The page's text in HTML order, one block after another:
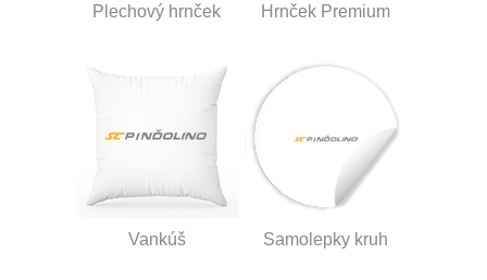
Plechový hrnček Hrnček Premium
Vankúš Samolepky kruh